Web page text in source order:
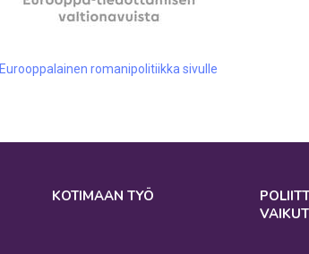
Eurooppalainen romanipolitiikka sivulle
KOTIMAAN TYÖ